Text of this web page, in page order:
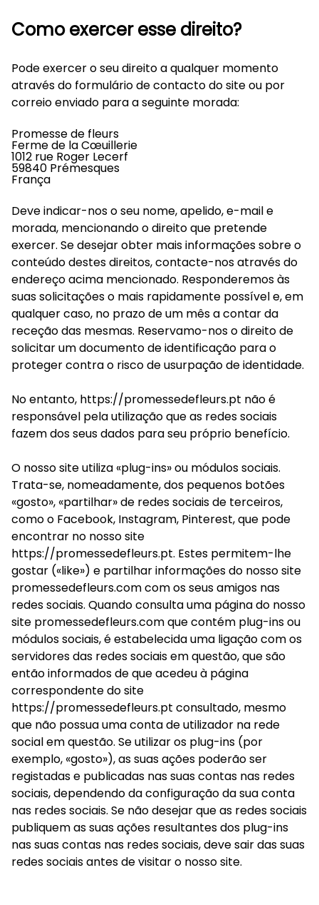
Como exercer esse direito?
Pode exercer o seu direito a qualquer momento
através do formulário de contacto do site ou por
correio enviado para a seguinte morada:
Promesse de fleurs
Ferme de la Cœuillerie
1012 rue Roger Lecerf
59840 Prémesques
França
Deve indicar-nos o seu nome, apelido, e-mail e
morada, mencionando o direito que pretende
exercer. Se desejar obter mais informações sobre o
conteúdo destes direitos, contacte-nos através do
endereço acima mencionado. Responderemos às
suas solicitações o mais rapidamente possível e, em
qualquer caso, no prazo de um mês a contar da
receção das mesmas. Reservamo-nos o direito de
solicitar um documento de identificação para o
proteger contra o risco de usurpação de identidade.
No entanto, https://promessedefleurs.pt não é
responsável pela utilização que as redes sociais
fazem dos seus dados para seu próprio benefício.
O nosso site utiliza «plug-ins» ou módulos sociais.
Trata-se, nomeadamente, dos pequenos botões
«gosto», «partilhar» de redes sociais de terceiros,
como o Facebook, Instagram, Pinterest, que pode
encontrar no nosso site
https://promessedefleurs.pt. Estes permitem-lhe
gostar («like») e partilhar informações do nosso site
promessedefleurs.com com os seus amigos nas
redes sociais. Quando consulta uma página do nosso
site promessedefleurs.com que contém plug-ins ou
módulos sociais, é estabelecida uma ligação com os
servidores das redes sociais em questão, que são
então informados de que acedeu à página
correspondente do site
https://promessedefleurs.pt consultado, mesmo
que não possua uma conta de utilizador na rede
social em questão. Se utilizar os plug-ins (por
exemplo, «gosto»), as suas ações poderão ser
registadas e publicadas nas suas contas nas redes
sociais, dependendo da configuração da sua conta
nas redes sociais. Se não desejar que as redes sociais
publiquem as suas ações resultantes dos plug-ins
nas suas contas nas redes sociais, deve sair das suas
redes sociais antes de visitar o nosso site.